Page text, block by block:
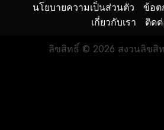
นโยบายความเป็นส่วนตัว
ข้อต
เกี่ยวกับเรา
ติด
ลิขสิทธิ์ © 2026 สงวนลิขสิ